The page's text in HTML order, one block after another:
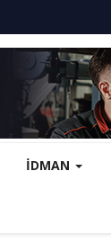
İDMAN